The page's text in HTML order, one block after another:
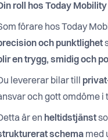
roll hos Today Mobility
förare hos Today
och punktlighet
en trygg, smidig och
levererar bilar till
och gott omdöme i
är en heltidstjänst
schema med